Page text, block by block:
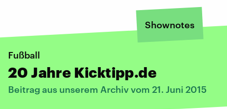
Shownotes
Fußball
20 Jahre Kicktipp.de
Beitrag aus unserem Archiv vom 21. Juni 2015